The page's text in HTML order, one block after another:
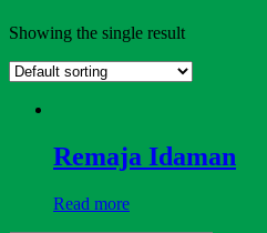
Showing the single result
Remaja Idaman
Read more